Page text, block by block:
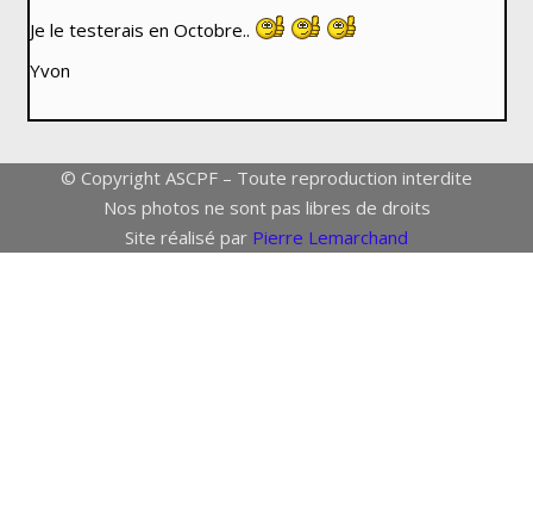
Je le testerais en Octobre..
Yvon
© Copyright ASCPF – Toute reproduction interdite
Nos photos ne sont pas libres de droits
Site réalisé par Pierre Lemarchand